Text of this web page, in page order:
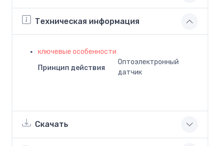
Техническая информация
ключевые особенности
Принцип действия
Оптоэлектронный
датчик
Скачать